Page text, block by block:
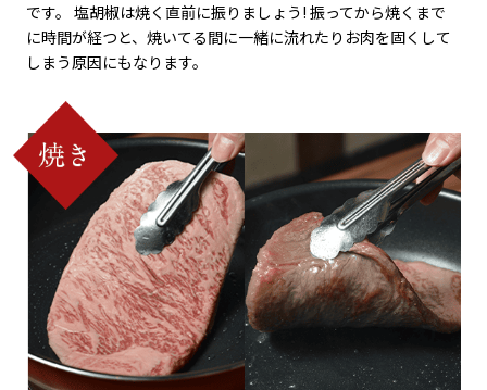
です。 塩胡椒は焼く直前に振りましょう! 振ってから焼くまで
に時間が経つと、焼いてる間に一緒に流れたりお肉を固くして
しまう原因にもなります。